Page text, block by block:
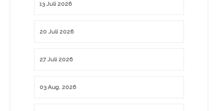
13 Juli 2026
20 Juli 2026
27 Juli 2026
03 Aug. 2026